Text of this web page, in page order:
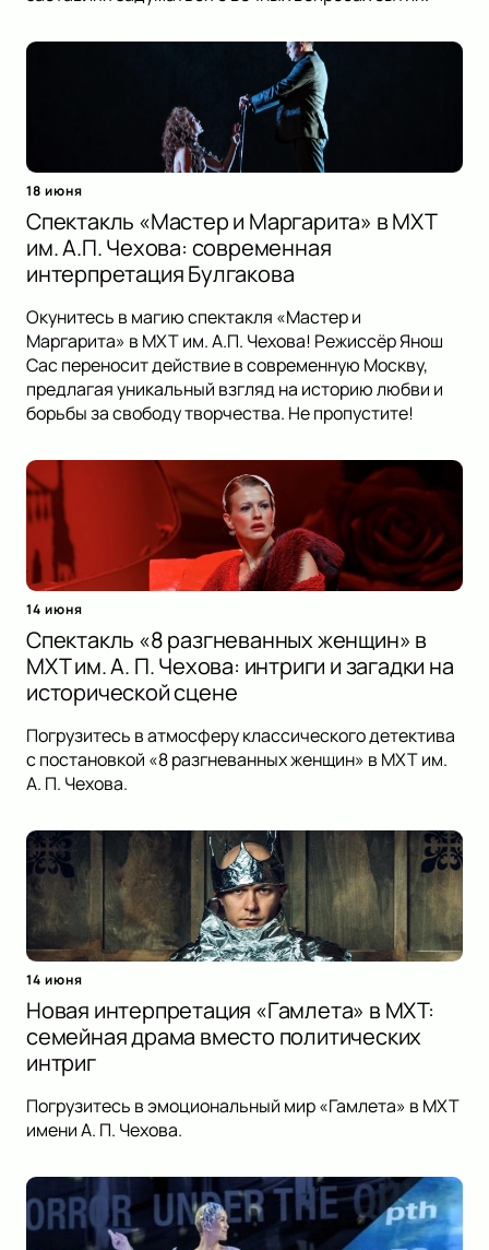
18 июня
Спектакль «Мастер и Маргарита» в МХТ
им. А.П. Чехова: современная
интерпретация Булгакова
Окунитесь в магию спектакля «Мастер и
Маргарита» в МХТ им. А.П. Чехова! Режиссёр Янош
Сас переносит действие в современную Москву,
предлагая уникальный взгляд на историю любви и
борьбы за свободу творчества. Не пропустите!
14 июня
Спектакль «8 разгневанных женщин» в
МХТ им. А. П. Чехова: интриги и загадки на
исторической сцене
Погрузитесь в атмосферу классического детектива
с постановкой «8 разгневанных женщин» в МХТ им.
А. П. Чехова.
14 июня
Новая интерпретация «Гамлета» в МХТ:
семейная драма вместо политических
интриг
Погрузитесь в эмоциональный мир «Гамлета» в МХТ
имени А. П. Чехова.